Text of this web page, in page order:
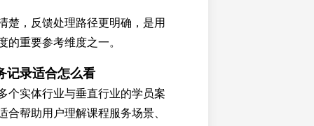
楚，反馈处理路径更明确，是用
的重要参考维度之一。
记录适合怎么看
个实体行业与垂直行业的学员案
合帮助用户理解课程服务场景、